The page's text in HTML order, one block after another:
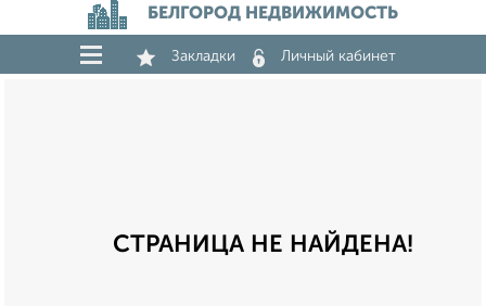
БЕЛГОРОД НЕДВИЖИМОСТЬ
Закладки Личный кабинет
СТРАНИЦА НЕ НАЙДЕНА!